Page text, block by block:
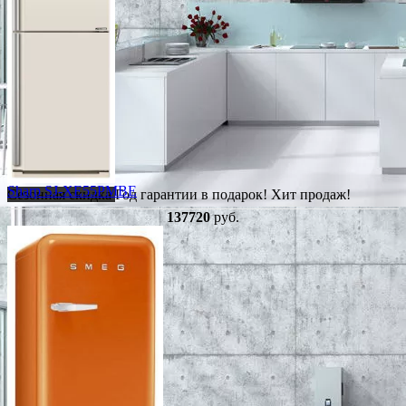
Сезонная скидкаГод гарантии в подарок! Хит продаж!
Sharp SJ-XE55PMBE
137720руб.